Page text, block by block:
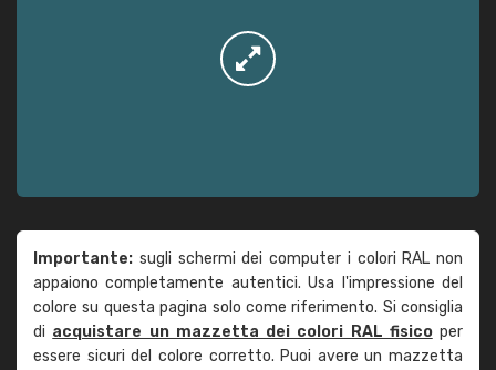
Importante: sugli schermi dei computer i colori RAL non
appaiono completamente autentici. Usa l'impressione del
colore su questa pagina solo come riferimento. Si consiglia
di acquistare un mazzetta dei colori RAL fisicoper
essere sicuri del colore corretto. Puoi avere un mazzetta